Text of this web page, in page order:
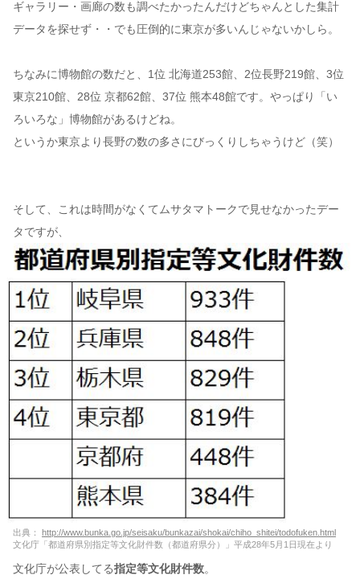
ギャラリー・画廊の数も調べたかったんだけどちゃんとした集計
データを探せず・・でも圧倒的に東京が多いんじゃないかしら。
ちなみに博物館の数だと、1位 北海道253館、2位長野219館、3位
東京210館、28位 京都62館、37位 熊本48館です。やっぱり「い
ろいろな」博物館があるけどね。
というか東京より長野の数の多さにびっくりしちゃうけど（笑）
そして、これは時間がなくてムサタマトークで見せなかったデー
タですが、
出典：
http://www.bunka.go.jp/seisaku/bunkazai/shokai/chiho_shitei/todofuken.html
文化庁「都道府県別指定等文化財件数（都道府県分）」平成28年5月1日現在より
文化庁が公表してる指定等文化財件数。